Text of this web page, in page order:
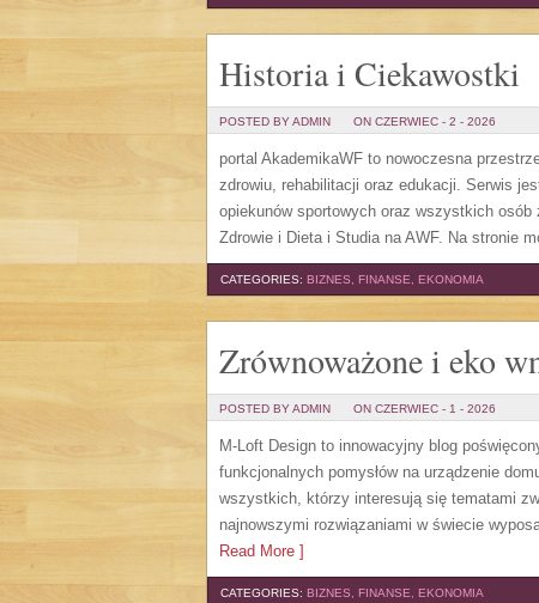
Historia i Ciekawostki
POSTED BY ADMIN ON CZERWIEC - 2 - 2026
portal AkademikaWF to nowoczesna
zdrowiu, rehabilitacji oraz edukacji. Serwis
opiekunów sportowych oraz wszystkich
Zdrowie i Dieta i Studia na AWF. Na stronie
CATEGORIES: BIZNES, FINANSE, EKONOMIA
Zrównoważone i eko
POSTED BY ADMIN ON CZERWIEC - 1 - 2026
M-Loft Design to innowacyjny blog
funkcjonalnych pomysłów na urządzenie
wszystkich, którzy interesują się tematami
najnowszymi rozwiązaniami w świecie
Read More ]
CATEGORIES: BIZNES, FINANSE, EKONOMIA